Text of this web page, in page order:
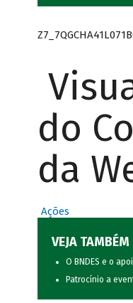
do
da
Ações
VEJA TAMBÉM
O BNDES e o
Patrocínio a